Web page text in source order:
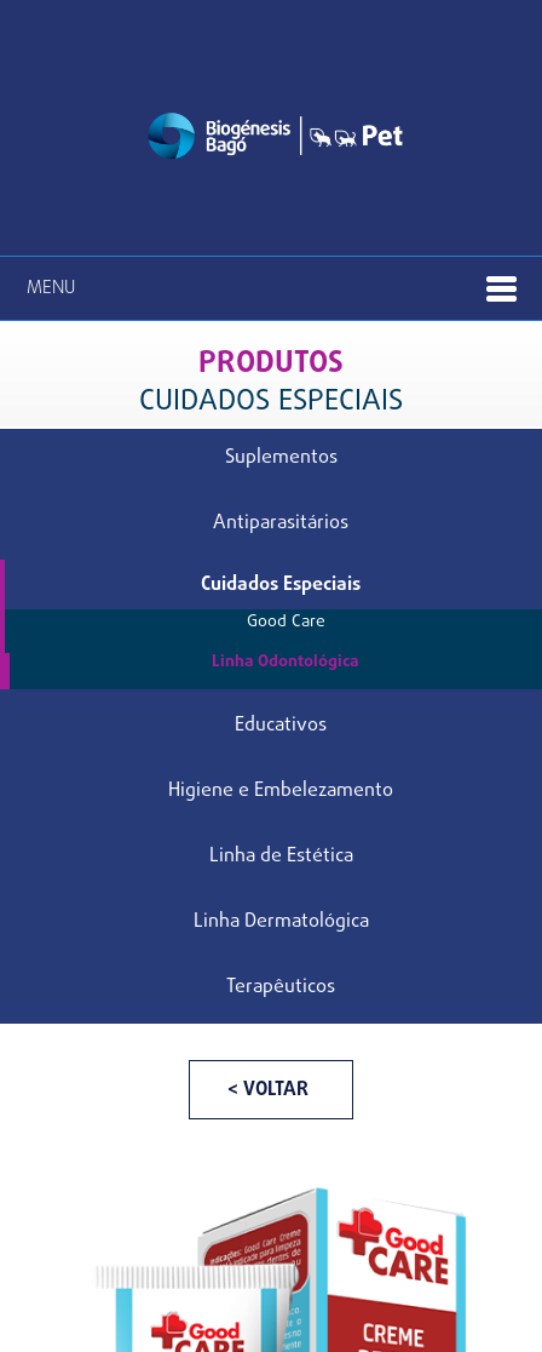
MENU
PRODUTOS
CUIDADOS ESPECIAIS
Suplementos
Antiparasitários
Cuidados Especiais
Good Care
Linha Odontológica
Educativos
Higiene e Embelezamento
Linha de Estética
Linha Dermatológica
Terapêuticos
< VOLTAR